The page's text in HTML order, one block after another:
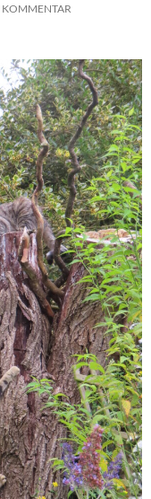
KOMMENTAR